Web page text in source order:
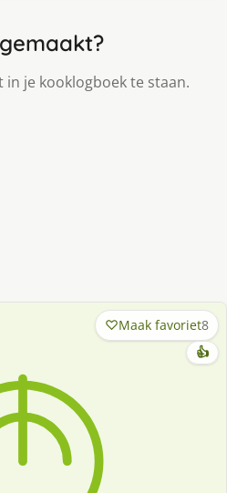
je kooklogboek te staan.
Maak favoriet8
👍